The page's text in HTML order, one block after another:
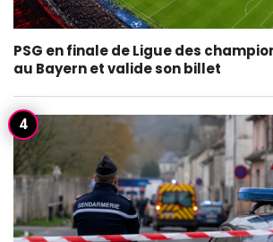
PSG en finale de Ligue des
au Bayern et valide son billet